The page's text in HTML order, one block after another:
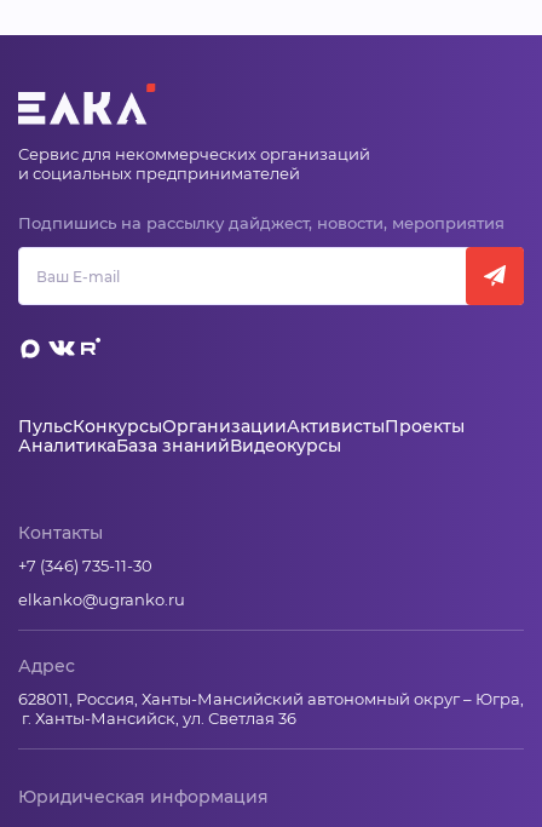
Сервис для некоммерческих организаций
и социальных предпринимателей
Подпишись на рассылку дайджест, новости, мероприятия
ПульсКонкурсыОрганизацииАктивистыПроекты
АналитикаБаза знанийВидеокурсы
Контакты
+7 (346) 735-11-30
elkanko@ugranko.ru
Адрес
628011, Россия, Ханты-Мансийский автономный округ – Югра,
г. Ханты-Мансийск, ул. Светлая 36
Юридическая информация